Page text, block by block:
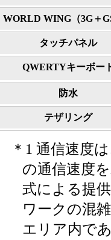
WORLD WING（3G＋
タッチパネル
QWERTYキーボー
防水
テザリング
＊1 通信速度
の通信速度
式による提
ワークの混
エリア内で